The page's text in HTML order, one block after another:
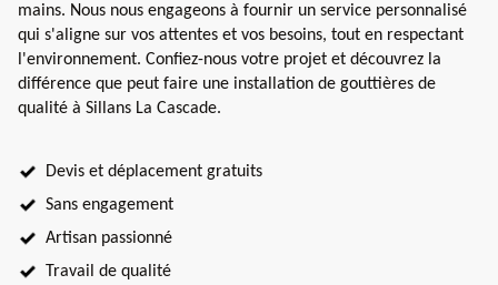
mains. Nous nous engageons à fournir un service personnalisé
qui s'aligne sur vos attentes et vos besoins, tout en respectant
l'environnement. Confiez-nous votre projet et découvrez la
différence que peut faire une installation de gouttières de
qualité à Sillans La Cascade.
Devis et déplacement gratuits
Sans engagement
Artisan passionné
Travail de qualité